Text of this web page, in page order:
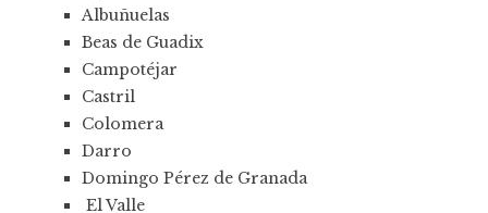
Albuñuelas
Beas de Guadix
Campotéjar
Castril
Colomera
Darro
Domingo Pérez de Granada
El Valle